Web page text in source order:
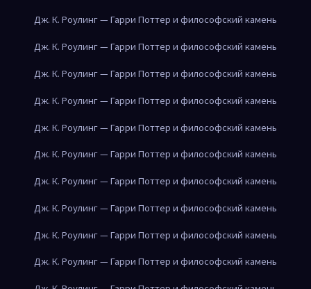
Дж. К. Роулинг — Гарри Поттер и философский камень
Дж. К. Роулинг — Гарри Поттер и философский камень
Дж. К. Роулинг — Гарри Поттер и философский камень
Дж. К. Роулинг — Гарри Поттер и философский камень
Дж. К. Роулинг — Гарри Поттер и философский камень
Дж. К. Роулинг — Гарри Поттер и философский камень
Дж. К. Роулинг — Гарри Поттер и философский камень
Дж. К. Роулинг — Гарри Поттер и философский камень
Дж. К. Роулинг — Гарри Поттер и философский камень
Дж. К. Роулинг — Гарри Поттер и философский камень